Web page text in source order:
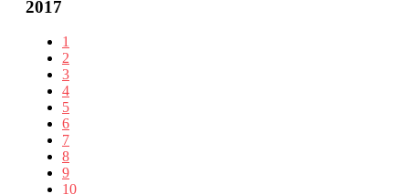
2017
1
2
3
4
5
6
7
8
9
10